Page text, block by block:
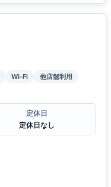
Wi-Fi
他店舗利用
定休日
定休日なし